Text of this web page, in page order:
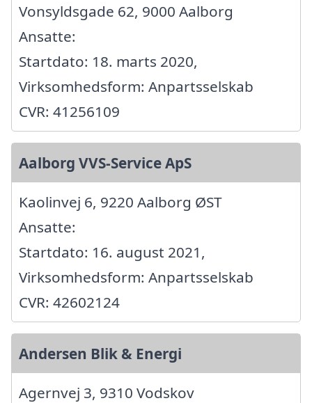
Vonsyldsgade 62, 9000 Aalborg
Ansatte:
Startdato: 18. marts 2020,
Virksomhedsform: Anpartsselskab
CVR: 41256109
Aalborg VVS-Service ApS
Kaolinvej 6, 9220 Aalborg ØST
Ansatte:
Startdato: 16. august 2021,
Virksomhedsform: Anpartsselskab
CVR: 42602124
Andersen Blik & Energi
Agernvej 3, 9310 Vodskov